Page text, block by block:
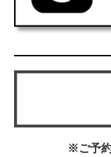
※ご予